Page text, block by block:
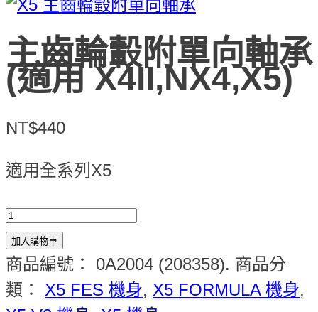
主齒輪轂附單向軸承
(適用 X4II,NX4,X5)
NT$440
適用全系列X5
加入購物車
商品編號： 0A2004 (208358). 商品分
類： X5 FES 機身, X5 FORMULA 機身,